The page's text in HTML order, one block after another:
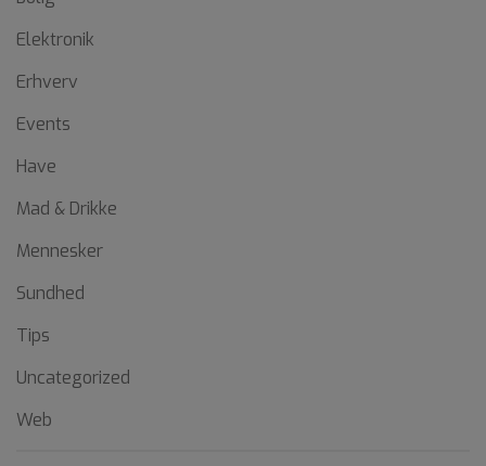
Elektronik
Erhverv
Events
Have
Mad & Drikke
Mennesker
Sundhed
Tips
Uncategorized
Web